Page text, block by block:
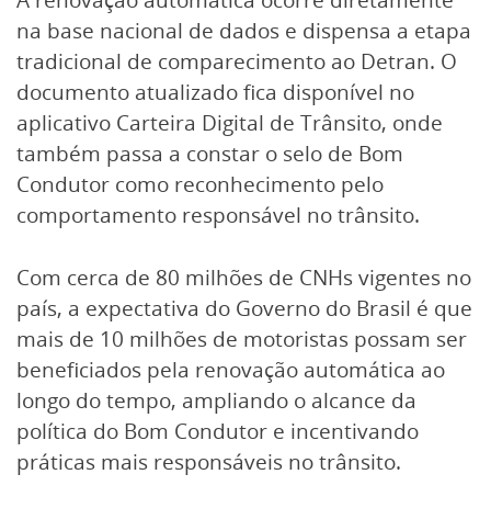
na base nacional de dados e dispensa a etapa
tradicional de comparecimento ao Detran. O
documento atualizado fica disponível no
aplicativo Carteira Digital de Trânsito, onde
também passa a constar o selo de Bom
Condutor como reconhecimento pelo
comportamento responsável no trânsito.
Com cerca de 80 milhões de CNHs vigentes no
país, a expectativa do Governo do Brasil é que
mais de 10 milhões de motoristas possam ser
beneficiados pela renovação automática ao
longo do tempo, ampliando o alcance da
política do Bom Condutor e incentivando
práticas mais responsáveis no trânsito.